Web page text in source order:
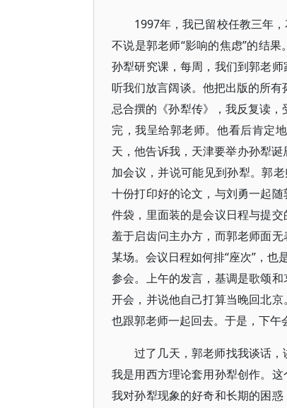
1997年，我已留校任教三年
不说是郭老师“影响的焦虑”的结
孙犁研究课，每周，我们到郭老
听我们放言阔谈。他把出版的所
忌合撰的《孙犁传》，我反复读
完，我呈给郭老师。他看后肯定
天，他告诉我，天津要举办孙犁
加会议，并说可能见到孙犁。郭
十份打印好的论文，与刘勇一起
件袋，里面装的是会议日程与提
羞于启齿问主办方，而郭老师面
某场。会议日程如何排“座次”，也
参会。上午的发言，基调是歌颂
开会，并说他自己打算当晚回北
也跟郭老师一起回去。于是，下午
过了几天，郭老师找我谈话
我是用西方理论套用孙犁创作。
我对孙犁现象的好奇和长期的困